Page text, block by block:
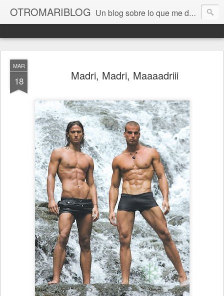
OTROMARIBLOG Un blog sobre lo que me da la gana, así en general, desde lo personal a cuestiones LGTB, vamos, mis mariconadas y esas cosas del Orgullo, la reivindicación y, en general, de reclamar las cosas que son justas y que cada cual haga lo que le venga en gana siempre que no moleste al vecino; cosas que ver, visitar... algún viaje... de todo un poco. Ah, y aquí a las chivatas no las queremos ver ni en pintura.
MAR
18 Madri, Madri, Maaaadriii